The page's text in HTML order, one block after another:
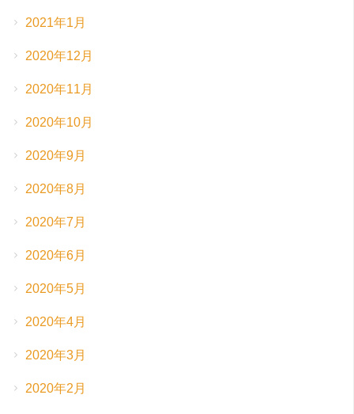
2021年1月
2020年12月
2020年11月
2020年10月
2020年9月
2020年8月
2020年7月
2020年6月
2020年5月
2020年4月
2020年3月
2020年2月